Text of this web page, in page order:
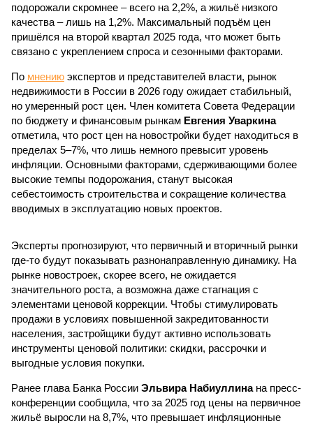
подорожали скромнее – всего на 2,2%, а жильё низкого
качества – лишь на 1,2%. Максимальный подъём цен
пришёлся на второй квартал 2025 года, что может быть
связано с укреплением спроса и сезонными факторами.
По мнению экспертов и представителей власти, рынок
недвижимости в России в 2026 году ожидает стабильный,
но умеренный рост цен. Член комитета Совета Федерации
по бюджету и финансовым рынкам Евгения Уваркина
отметила, что рост цен на новостройки будет находиться в
пределах 5–7%, что лишь немного превысит уровень
инфляции. Основными факторами, сдерживающими более
высокие темпы подорожания, станут высокая
себестоимость строительства и сокращение количества
вводимых в эксплуатацию новых проектов.
Эксперты прогнозируют, что первичный и вторичный рынки
где-то будут показывать разнонаправленную динамику. На
рынке новостроек, скорее всего, не ожидается
значительного роста, а возможна даже стагнация с
элементами ценовой коррекции. Чтобы стимулировать
продажи в условиях повышенной закредитованности
населения, застройщики будут активно использовать
инструменты ценовой политики: скидки, рассрочки и
выгодные условия покупки.
Ранее глава Банка России Эльвира Набиуллинана пресс-
конференции сообщила, что за 2025 год цены на первичное
жильё выросли на 8,7%, что превышает инфляционные